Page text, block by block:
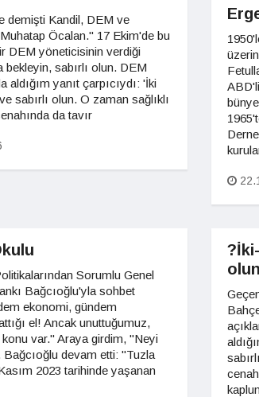
demişti Kandil, DEM ve
Öcalan." 17 Ekim'de bu
DEM yöneticisinin verdiği
sabırlı olun. DEM
aldığım yanıt çarpıcıydı: 'İki
sabırlı olun. O zaman sağlıklı
da tavır
Sorumlu Genel
Bağcıoğlu'yla sohbet
ekonomi, gündem
el! Ancak unuttuğumuz,
var." Araya girdim, "Neyi
devam etti: "Tuzla
2023 tarihinde yaşanan
olun